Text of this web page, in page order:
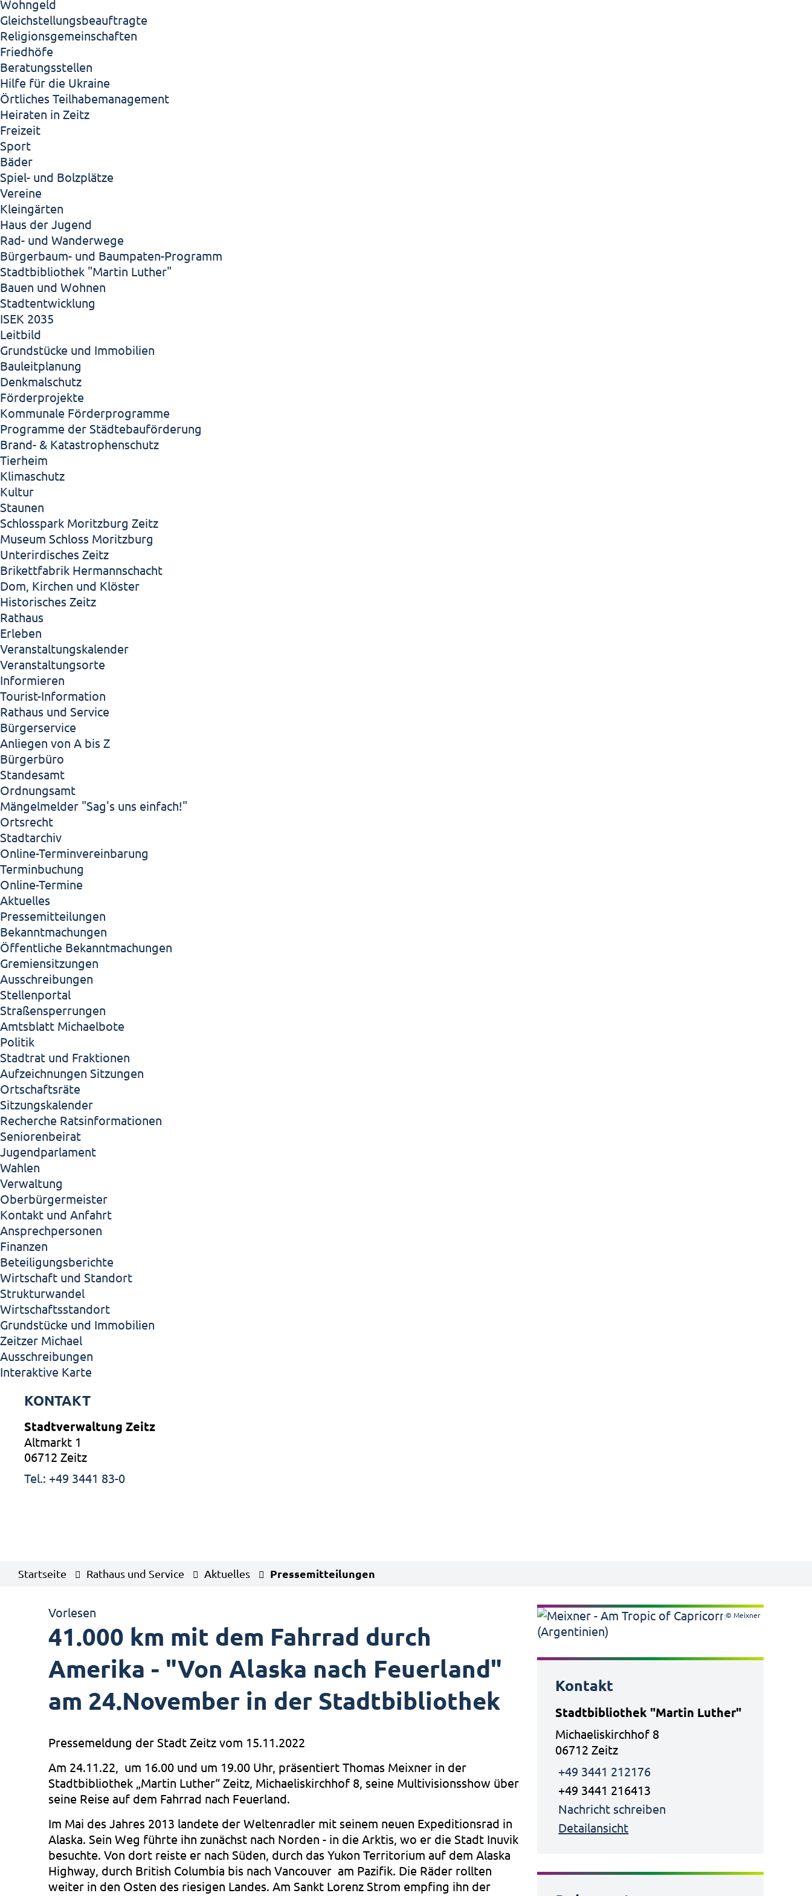
Wohngeld
Gleichstellungsbeauftragte
Religionsgemeinschaften
Friedhöfe
Beratungsstellen
Hilfe für die Ukraine
Örtliches Teilhabemanagement
Heiraten in Zeitz
Freizeit
Sport
Bäder
Spiel- und Bolzplätze
Vereine
Kleingärten
Haus der Jugend
Rad- und Wanderwege
Bürgerbaum- und Baumpaten-Programm
Stadtbibliothek "Martin Luther"
Bauen und Wohnen
Stadtentwicklung
ISEK 2035
Leitbild
Grundstücke und Immobilien
Bauleitplanung
Denkmalschutz
Förderprojekte
Kommunale Förderprogramme
Programme der Städtebauförderung
Brand- & Katastrophenschutz
Tierheim
Klimaschutz
Kultur
Staunen
Schlosspark Moritzburg Zeitz
Museum Schloss Moritzburg
Unterirdisches Zeitz
Brikettfabrik Hermannschacht
Dom, Kirchen und Klöster
Historisches Zeitz
Rathaus
Erleben
Veranstaltungskalender
Veranstaltungsorte
Informieren
Tourist-Information
Rathaus und Service
Bürgerservice
Anliegen von A bis Z
Bürgerbüro
Standesamt
Ordnungsamt
Mängelmelder "Sag's uns einfach!"
Ortsrecht
Stadtarchiv
Online-Terminvereinbarung
Terminbuchung
Online-Termine
Aktuelles
Pressemitteilungen
Bekanntmachungen
Öffentliche Bekanntmachungen
Gremiensitzungen
Ausschreibungen
Stellenportal
Straßensperrungen
Amtsblatt Michaelbote
Politik
Stadtrat und Fraktionen
Aufzeichnungen Sitzungen
Ortschaftsräte
Sitzungskalender
Recherche Ratsinformationen
Seniorenbeirat
Jugendparlament
Wahlen
Verwaltung
Oberbürgermeister
Kontakt und Anfahrt
Ansprechpersonen
Finanzen
Beteiligungsberichte
Wirtschaft und Standort
Strukturwandel
Wirtschaftsstandort
Grundstücke und Immobilien
Zeitzer Michael
Ausschreibungen
Interaktive Karte
KONTAKT
Stadtverwaltung Zeitz
Altmarkt 1
06712 Zeitz
Tel.: +49 3441 83-0
Startseite Rathaus und Service Aktuelles Pressemitteilungen
Vorlesen
41.000 km mit dem Fahrrad durch
Amerika - "Von Alaska nach Feuerland"
am 24.November in der Stadtbibliothek
Pressemeldung der Stadt Zeitz vom 15.11.2022
Am 24.11.22, um 16.00 und um 19.00 Uhr, präsentiert Thomas Meixner in der
Stadtbibliothek „Martin Luther“ Zeitz, Michaeliskirchhof 8, seine Multivisionsshow über
seine Reise auf dem Fahrrad nach Feuerland.
Im Mai des Jahres 2013 landete der Weltenradler mit seinem neuen Expeditionsrad in
Alaska. Sein Weg führte ihn zunächst nach Norden - in die Arktis, wo er die Stadt Inuvik
besuchte. Von dort reiste er nach Süden, durch das Yukon Territorium auf dem Alaska
Highway, durch British Columbia bis nach Vancouver am Pazifik. Die Räder rollten
weiter in den Osten des riesigen Landes. Am Sankt Lorenz Strom empfing ihn der
© Meixner
Kontakt
Stadtbibliothek "Martin Luther"
Michaeliskirchhof 8
06712 Zeitz
+49 3441 212176
+49 3441 216413
Nachricht schreiben
Detailansicht